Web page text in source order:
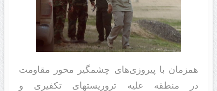
همزمان با پیروزی‌های چشمگیر محور مقاومت
در منطقه علیه تروریست‎های تکفیری و